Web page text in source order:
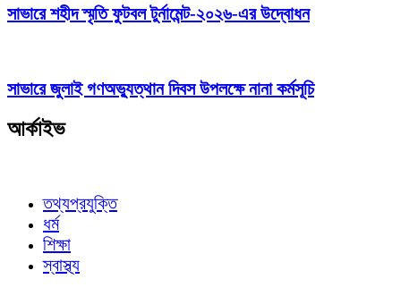
সাভারে শহীদ স্মৃতি ফুটবল টুর্নামেন্ট-২০২৬-এর উদ্বোধন
সাভারে জুলাই গণঅভ্যুত্থান দিবস উপলক্ষে নানা কর্মসূচি
আর্কাইভ
তথ্যপ্রযুক্তি
ধর্ম
শিক্ষা
স্বাস্থ্য